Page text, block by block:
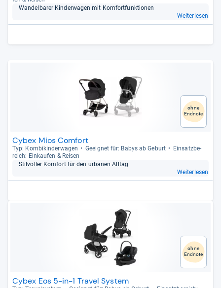
Wan­del­ba­rer Kin­der­wa­gen mit Kom­fort­funk­tio­nen
Weiterlesen
ohne
Endnote
Cybex Mios Comfort
Typ: Kom­bi­kin­der­wa­gen Geeig­net für: Babys ab Geburt
Ein­satz­be­
reich: Ein­kau­fen & Rei­sen
Stil­vol­ler Kom­fort für den urba­nen All­tag
Weiterlesen
ohne
Endnote
Cybex Eos 5-in-1 Travel System